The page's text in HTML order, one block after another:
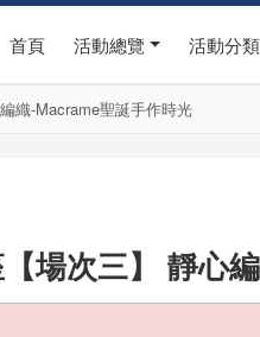
首頁 活動總覽 活動分類
織-Macrame聖誕手作時光
場次三】 靜心